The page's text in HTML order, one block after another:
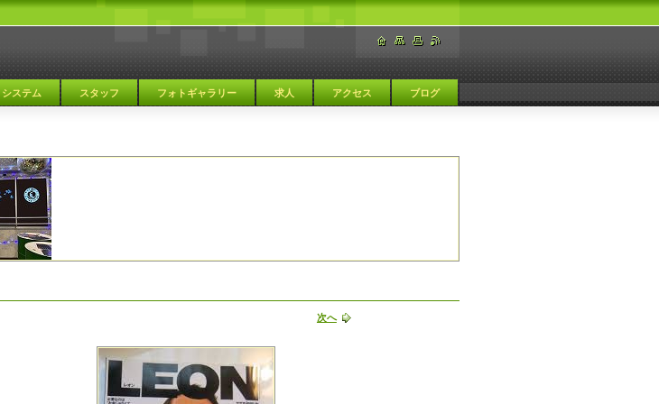
システム スタッフ フォトギャラリー 求人 アクセス ブログ
大阪 天満 カラオケBAR
次へ